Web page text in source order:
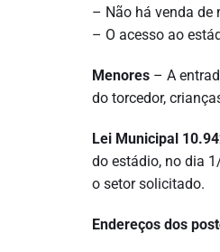
– Não há venda de
– O acesso ao
Menores – A
do torcedor,
Lei Municipal
do estádio, no dia
o setor solicitado.
Endereços dos